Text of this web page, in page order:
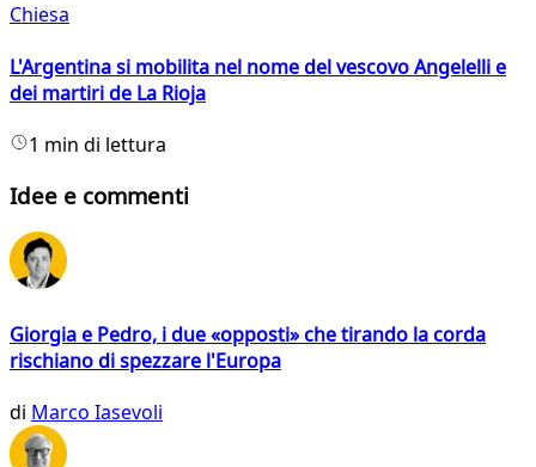
Chiesa
L'Argentina si mobilita nel nome del vescovo Angelelli e
dei martiri de La Rioja
1 min di lettura
Idee e commenti
Giorgia e Pedro, i due «opposti» che tirando la corda
rischiano di spezzare l'Europa
di Marco Iasevoli